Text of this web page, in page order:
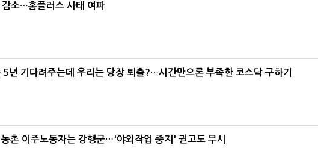
소…홈플러스 사태 여파
년 기다려주는데 우리는 당장 퇴출?…시간만으론 부족한 코스닥 구하기
촌 이주노동자는 강행군…'야외작업 중지' 권고도 무시